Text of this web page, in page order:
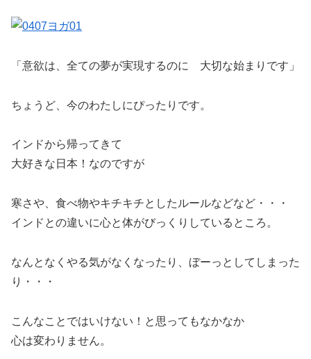
「意欲は、全ての夢が実現するのに 大切な始まりです」
ちょうど、今のわたしにぴったりです。
インドから帰ってきて
大好きな日本！なのですが
寒さや、食べ物やキチキチとしたルールなどなど・・・
インドとの違いに心と体がびっくりしているところ。
なんとなくやる気がなくなったり、ぼーっとしてしまった
り・・・
こんなことではいけない！と思ってもなかなか
心は変わりません。